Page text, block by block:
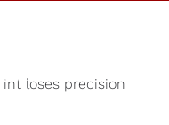
loses precisionSonidos